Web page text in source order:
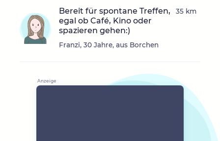
Bereit für spontane Treffen,
egal ob Café, Kino oder
spazieren gehen:)
Franzi, 30 Jahre, aus Borchen
35 km